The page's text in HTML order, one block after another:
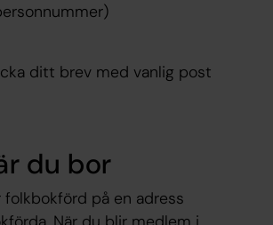
ditt brev med vanlig post
du bor
på en adress